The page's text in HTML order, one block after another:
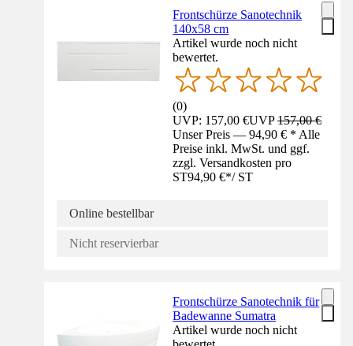
Frontschürze Sanotechnik
140x58 cm
Artikel wurde noch nicht
bewertet.
(0)
UVP: 157,00 €UVP157,00 €
Unser Preis — 94,90 € * Alle
Preise inkl. MwSt. und ggf.
zzgl. Versandkosten pro
ST94,90 €*/ ST
Online bestellbar
Nicht reservierbar
Frontschürze Sanotechnik für
Badewanne Sumatra
Artikel wurde noch nicht